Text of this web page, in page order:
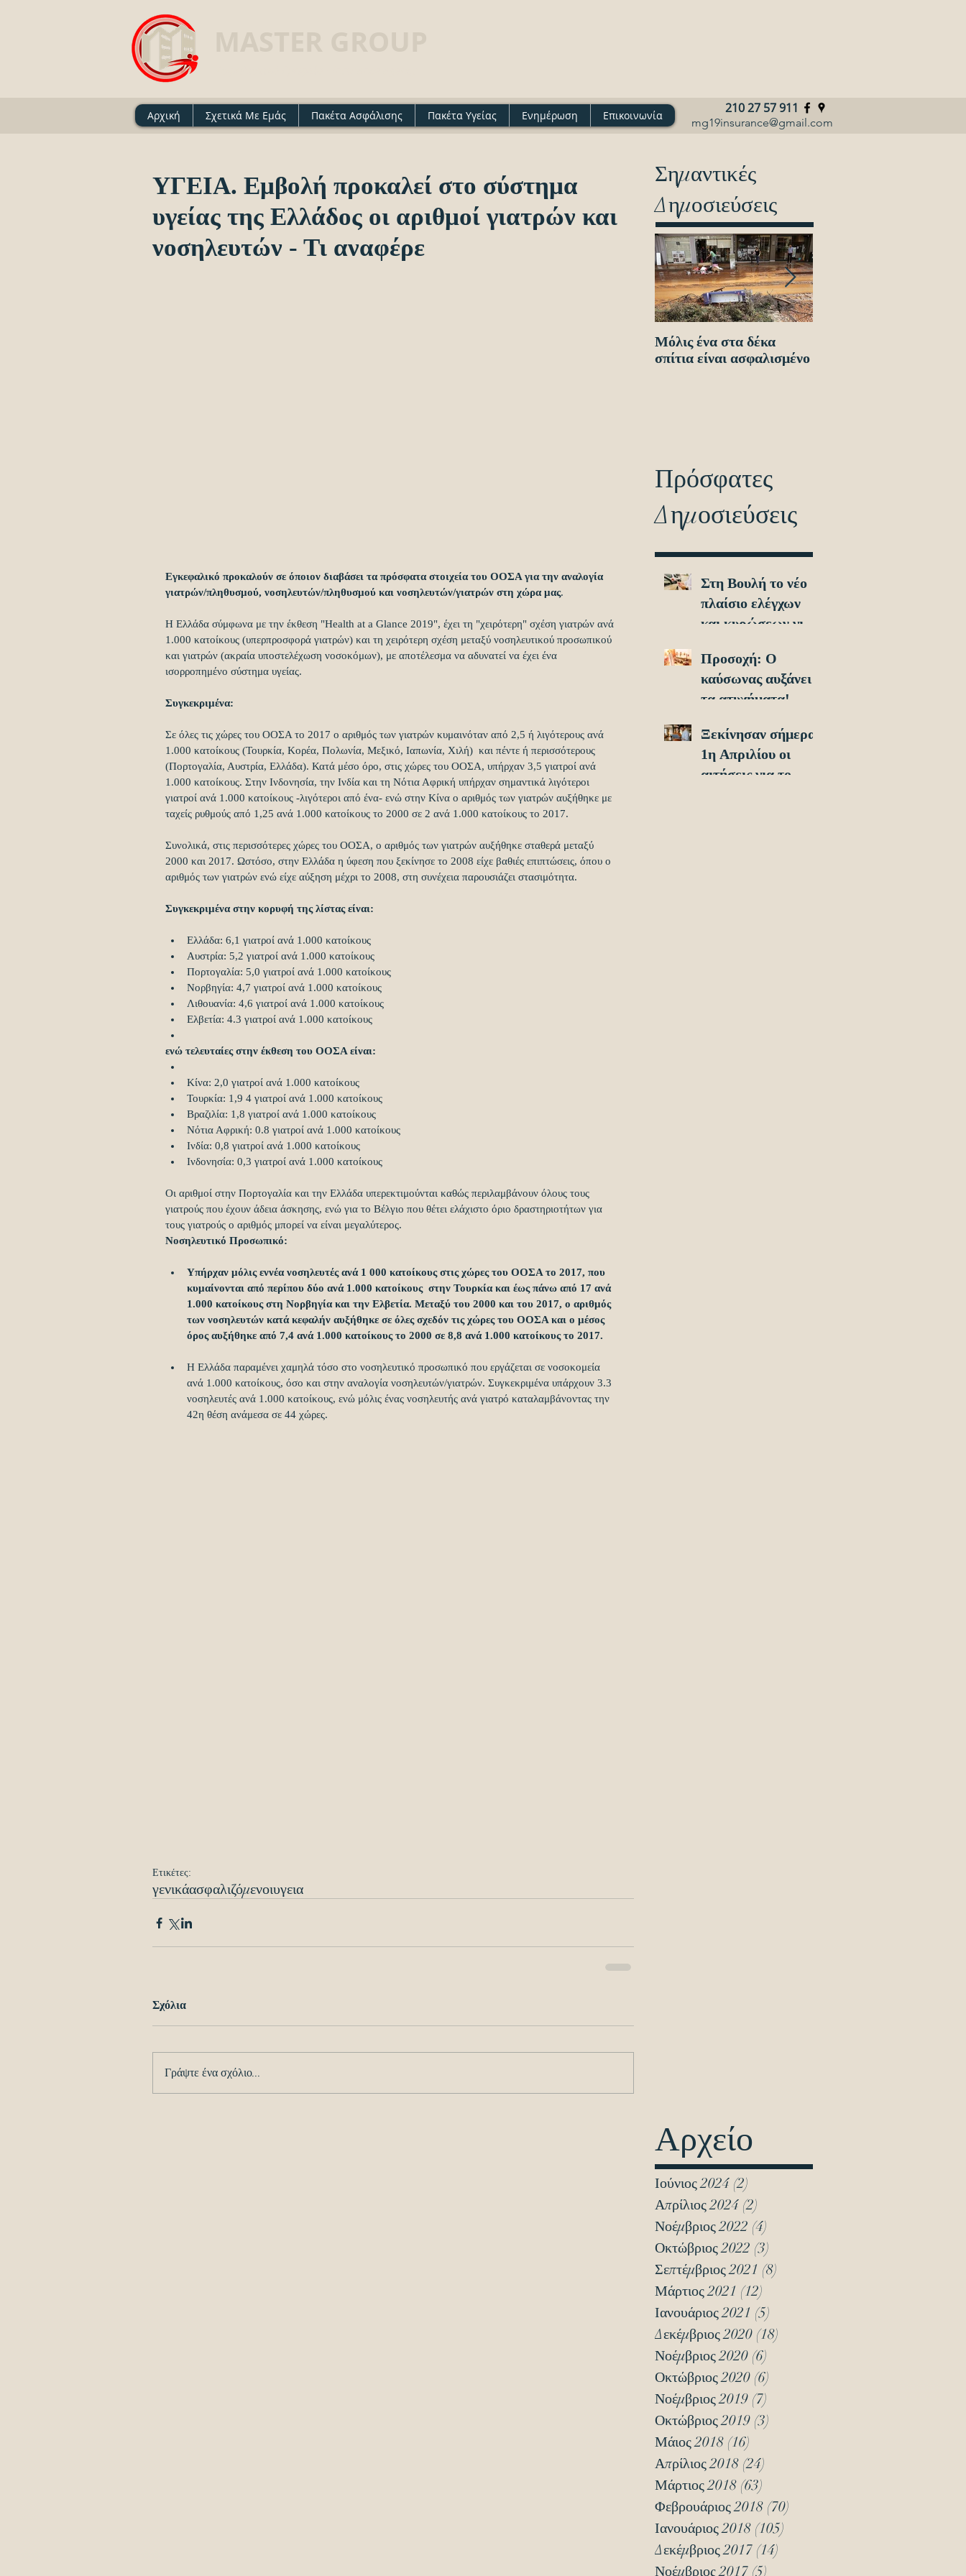
mg19insurance@gmail.com
210 27 57 911
Αρχική Σχετικά Με Εμάς Πακέτα Ασφάλισης Πακέτα Υγείας Ενημέρωση Επικοινωνία
ΥΓΕΙΑ. Εμβολή προκαλεί στο σύστημα
υγείας της Ελλάδος οι αριθμοί γιατρών και
νοσηλευτών - Τι αναφέρε
Εγκεφαλικό προκαλούν σε όποιον διαβάσει τα πρόσφατα στοιχεία του ΟΟΣΑ για την αναλογία
γιατρών/πληθυσμού, νοσηλευτών/πληθυσμού και νοσηλευτών/γιατρών στη χώρα μας.
Η Ελλάδα σύμφωνα με την έκθεση "Health at a Glance 2019", έχει τη "χειρότερη" σχέση γιατρών ανά
1.000 κατοίκους (υπερπροσφορά γιατρών) και τη χειρότερη σχέση μεταξύ νοσηλευτικού προσωπικού
και γιατρών (ακραία υποστελέχωση νοσοκόμων), με αποτέλεσμα να αδυνατεί να έχει ένα
ισορροπημένο σύστημα υγείας.
Συγκεκριμένα:
Σε όλες τις χώρες του ΟΟΣΑ το 2017 ο αριθμός των γιατρών κυμαινόταν από 2,5 ή λιγότερους ανά
1.000 κατοίκους (Τουρκία, Κορέα, Πολωνία, Μεξικό, Ιαπωνία, Χιλή)  και πέντε ή περισσότερους
(Πορτογαλία, Αυστρία, Ελλάδα). Κατά μέσο όρο, στις χώρες του ΟΟΣΑ, υπήρχαν 3,5 γιατροί ανά
1.000 κατοίκους. Στην Ινδονησία, την Ινδία και τη Νότια Αφρική υπήρχαν σημαντικά λιγότεροι
γιατροί ανά 1.000 κατοίκους -λιγότεροι από ένα- ενώ στην Κίνα ο αριθμός των γιατρών αυξήθηκε με
ταχείς ρυθμούς από 1,25 ανά 1.000 κατοίκους το 2000 σε 2 ανά 1.000 κατοίκους το 2017.
Συνολικά, στις περισσότερες χώρες του ΟΟΣΑ, ο αριθμός των γιατρών αυξήθηκε σταθερά μεταξύ
2000 και 2017. Ωστόσο, στην Ελλάδα η ύφεση που ξεκίνησε το 2008 είχε βαθιές επιπτώσεις, όπου ο
αριθμός των γιατρών ενώ είχε αύξηση μέχρι το 2008, στη συνέχεια παρουσιάζει στασιμότητα.
Συγκεκριμένα στην κορυφή της λίστας είναι:
Ελλάδα: 6,1 γιατροί ανά 1.000 κατοίκους
Αυστρία: 5,2 γιατροί ανά 1.000 κατοίκους
Πορτογαλία: 5,0 γιατροί ανά 1.000 κατοίκους
Νορβηγία: 4,7 γιατροί ανά 1.000 κατοίκους
Λιθουανία: 4,6 γιατροί ανά 1.000 κατοίκους
Ελβετία: 4.3 γιατροί ανά 1.000 κατοίκους
ενώ τελευταίες στην έκθεση του ΟΟΣΑ είναι:
Κίνα: 2,0 γιατροί ανά 1.000 κατοίκους
Τουρκία: 1,9 4 γιατροί ανά 1.000 κατοίκους
Βραζιλία: 1,8 γιατροί ανά 1.000 κατοίκους
Νότια Αφρική: 0.8 γιατροί ανά 1.000 κατοίκους
Ινδία: 0,8 γιατροί ανά 1.000 κατοίκους
Ινδονησία: 0,3 γιατροί ανά 1.000 κατοίκους
Οι αριθμοί στην Πορτογαλία και την Ελλάδα υπερεκτιμούνται καθώς περιλαμβάνουν όλους τους
γιατρούς που έχουν άδεια άσκησης, ενώ για το Βέλγιο που θέτει ελάχιστο όριο δραστηριοτήτων για
τους γιατρούς ο αριθμός μπορεί να είναι μεγαλύτερος.
Νοσηλευτικό Προσωπικό:
Υπήρχαν μόλις εννέα νοσηλευτές ανά 1 000 κατοίκους στις χώρες του ΟΟΣΑ το 2017, που
κυμαίνονται από περίπου δύο ανά 1.000 κατοίκους  στην Τουρκία και έως πάνω από 17 ανά
1.000 κατοίκους στη Νορβηγία και την Ελβετία. Μεταξύ του 2000 και του 2017, ο αριθμός
των νοσηλευτών κατά κεφαλήν αυξήθηκε σε όλες σχεδόν τις χώρες του ΟΟΣΑ και ο μέσος
όρος αυξήθηκε από 7,4 ανά 1.000 κατοίκους το 2000 σε 8,8 ανά 1.000 κατοίκους το 2017.
Η Ελλάδα παραμένει χαμηλά τόσο στο νοσηλευτικό προσωπικό που εργάζεται σε νοσοκομεία
ανά 1.000 κατοίκους, όσο και στην αναλογία νοσηλευτών/γιατρών. Συγκεκριμένα υπάρχουν 3.3
νοσηλευτές ανά 1.000 κατοίκους, ενώ μόλις ένας νοσηλευτής ανά γιατρό καταλαμβάνοντας την
42η θέση ανάμεσα σε 44 χώρες.
Ετικέτες:
γενικάασφαλιζόμενοιυγεια
Σχόλια
Γράψτε ένα σχόλιο...
Σημαντικές
Δημοσιεύσεις
Μόλις ένα στα δέκα
σπίτια είναι ασφαλισμένο
Πρόσφατες
Δημοσιεύσεις
Στη Βουλή το νέο
πλαίσιο ελέγχων
και κυρώσεων για
οχήματα!
Προσοχή: O
καύσωνας αυξάνει
τα ατυχήματα!
Ξεκίνησαν σήμερα
1η Απριλίου οι
αιτήσεις για το
Αρχείο
Ιούνιος 2024 (2)
Απρίλιος 2024 (2)
Νοέμβριος 2022 (4)
Οκτώβριος 2022 (3)
Σεπτέμβριος 2021 (8)
Μάρτιος 2021 (12)
Ιανουάριος 2021 (5)
Δεκέμβριος 2020 (18)
Νοέμβριος 2020 (6)
Οκτώβριος 2020 (6)
Νοέμβριος 2019 (7)
Οκτώβριος 2019 (3)
Μάιος 2018 (16)
Απρίλιος 2018 (24)
Μάρτιος 2018 (63)
Φεβρουάριος 2018 (70)
Ιανουάριος 2018 (105)
Δεκέμβριος 2017 (14)
Νοέμβριος 2017 (5)